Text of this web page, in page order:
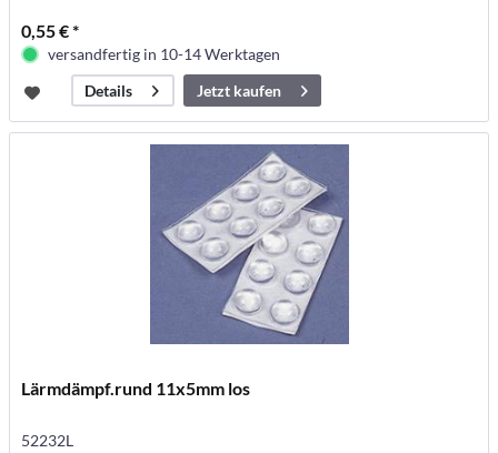
0,55 € *
versandfertig in 10-14 Werktagen
Details
Jetzt kaufen
Lärmdämpf.rund 11x5mm los
52232L